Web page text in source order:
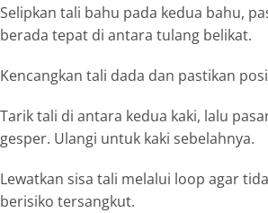
Selipkan tali bahu pada kedua bahu,
berada tepat di antara tulang belikat.
Kencangkan tali dada dan pastikan
Tarik tali di antara kedua kaki, lalu
gesper. Ulangi untuk kaki sebelahnya.
Lewatkan sisa tali melalui loop agar
berisiko tersangkut.